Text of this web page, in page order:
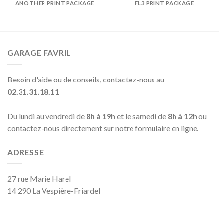
ANOTHER PRINT PACKAGE FL3 PRINT PACKAGE
GARAGE FAVRIL
Besoin d'aide ou de conseils, contactez-nous au
02.31.31.18.11
Du lundi au vendredi de 8h à 19h et le samedi de 8h à 12h ou
contactez-nous directement sur notre formulaire en ligne.
ADRESSE
27 rue Marie Harel
14 290 La Vespière-Friardel